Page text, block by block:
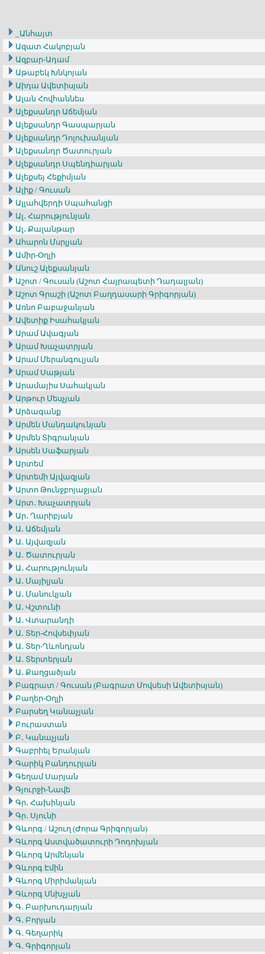
_Անհայտ
Ազատ Հակոբյան
Ազբար-Ադամ
Աթաբեկ Խնկոյան
Աիդա Ավետիսյան
Ալան Հովհաննես
Ալեքսանդր Աճեմյան
Ալեքսանդր Գասպարյան
Ալեքսանդր Դոլուխանյան
Ալեքսանդր Ծատուրյան
Ալեքսանդր Սպենդիարյան
Ալեքսեյ Հեքիմյան
Ալիք / Գուսան
Ալլահվերդի Սպահանցի
Ալ․ Հարությունյան
Ալ․ Քալանթար
Ահարոն Մսրլյան
Ամիր-Օղլի
Անուշ Ալեքսանյան
Աշոտ / Գուսան (Աշոտ Հայրապետի Դադալյան)
Աշոտ Գրաշի (Աշոտ Բաղդասարի Գրիգորյան)
Առնո Բաբաջանյան
Ավետիք Իսահակյան
Արամ Ավագյան
Արամ Խաչատրյան
Արամ Մերանգուլյան
Արամ Սաթյան
Արամայիս Սահակյան
Արթուր Մեսչյան
Արձագանք
Արմեն Մանդակունյան
Արմեն Տիգրանյան
Արսեն Սաֆարյան
Արտեմ
Արտեմի Այվազյան
Արտո Թունջբոյաջյան
Արտ․ Խաչատրյան
Ար․ Ղարիբյան
Ա․ Աճեմյան
Ա․ Այվազյան
Ա․ Ծատուրյան
Ա․ Հարությունյան
Ա․ Մայիլյան
Ա․ Մանուկյան
Ա․ Վշտունի
Ա․ Վտարանդի
Ա․ Տեր-Հովսեփյան
Ա․ Տեր-Ղևոնդյան
Ա․ Տերտերյան
Ա․ Քաղցածյան
Բագրատ / Գուսան (Բագրատ Մովսեսի Ավետիսյան)
Բաղեր-Օղլի
Բարսեղ Կանաչյան
Բուրաստան
Բ․ Կանաչյան
Գաբրիել Երանյան
Գարիկ Բանդուրյան
Գեղամ Սարյան
Գյուրջի-Նավե
Գր․ Հախինյան
Գր․ Սյունի
Գևորգ / Աշուղ (Ժորա Գրիգորյան)
Գևորգ Աստվածատուրի Դոդոխյան
Գևորգ Արմենյան
Գևորգ Էմին
Գևորգ Միրիմանյան
Գևորգ Սնխչյան
Գ․ Բարխուդարյան
Գ․ Բորյան
Գ․ Գեղարիկ
Գ․ Գրիգորյան